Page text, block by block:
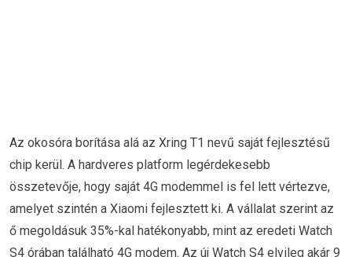
Az okosóra borítása alá az Xring T1 nevű saját fejlesztésű
chip kerül. A hardveres platform legérdekesebb
összetevője, hogy saját 4G modemmel is fel lett vértezve,
amelyet szintén a Xiaomi fejlesztett ki. A vállalat szerint az
ő megoldásuk 35%-kal hatékonyabb, mint az eredeti Watch
S4 órában található 4G modem. Az új Watch S4 elvileg akár 9